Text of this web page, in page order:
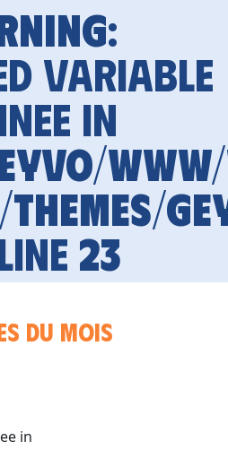
:
variable
in
23
du mois
in